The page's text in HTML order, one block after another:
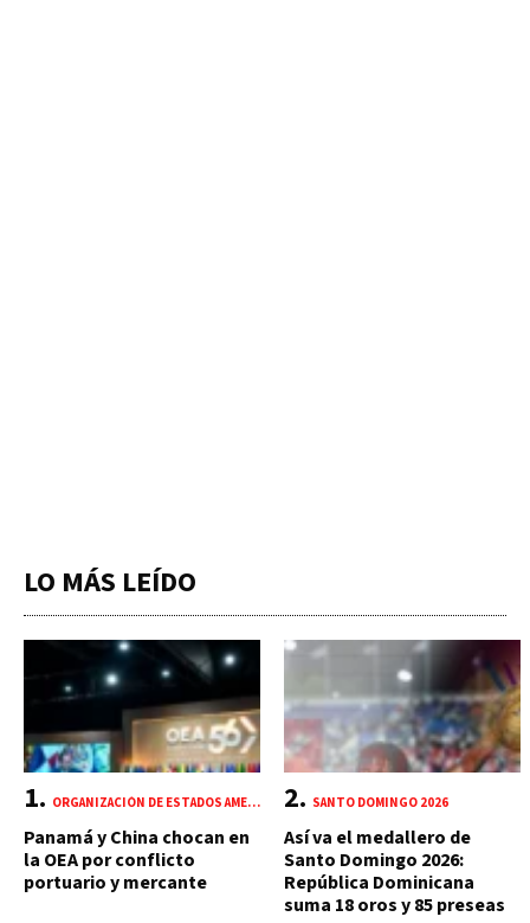
LO MÁS LEÍDO
ORGANIZACIÓN DE ESTADOS AMERICANOS (OEA)
Panamá y China chocan en
la OEA por conflicto
portuario y mercante
SANTO DOMINGO 2026
Así va el medallero de
Santo Domingo 2026:
República Dominicana
suma 18 oros y 85 preseas